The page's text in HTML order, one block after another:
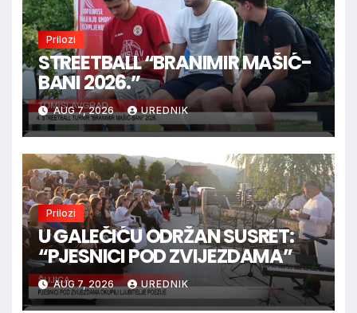
Prilozi
STREETBALL “BRANIMIR MAŠIĆ-
BANI 2026.”
AUG 7, 2026 UREDNIK
Prilozi
U GALEČIĆU ODRŽAN SUSRET:
“PJESNICI POD ZVIJEZDAMA”
AUG 7, 2026 UREDNIK